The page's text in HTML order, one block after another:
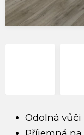
Odolná vůči